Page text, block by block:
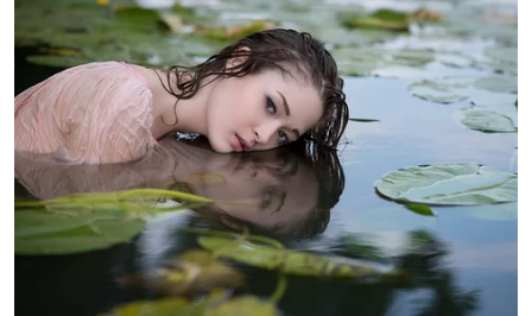
क्रि
के
ट
I
P
L
2